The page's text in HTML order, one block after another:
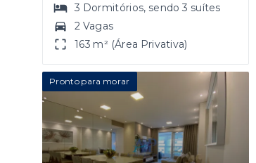
3 Dormitórios, sendo3 suítes
2 Vagas
163 m² (Área Privativa)
Pronto para morar